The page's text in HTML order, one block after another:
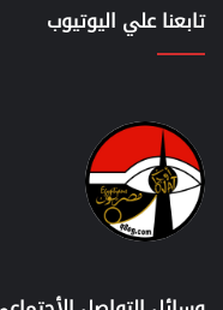
تابعنا علي اليوتيوب